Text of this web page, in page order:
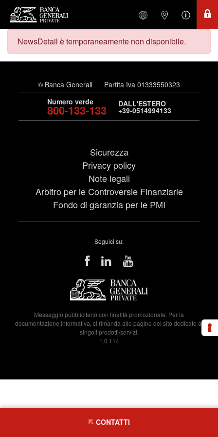
NewsDetail è temporaneamente non disponibile.
© Banca Generali
Partita Iva 01333550323
Numero verde
800-133-133 DALL'ESTERO
+39-0514994133
Sicurezza
Privacy policy
Note legali
Arbitro per le Controversie Finanziarie
Fondo di garanzia per le PMI
Seguici su:
Messaggio pubblicitario con finalità promozionale. Per la
documentazione informativa, si rimanda alle pagine del sito dedicate ai
singoli prodotti/servizi.
1.0.114
CONTATTI